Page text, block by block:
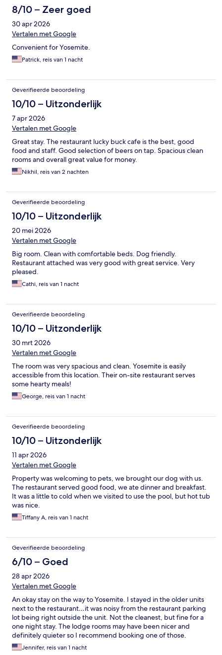
8/10 – Zeer goed
30 apr 2026
Vertalen met Google
Convenient for Yosemite.
Patrick, reis van 1 nacht
Geverifieerde beoordeling
10/10 – Uitzonderlijk
7 apr 2026
Vertalen met Google
Great stay. The restaurant lucky buck cafe is the best, good
food and staff. Good selection of beers on tap. Spacious clean
rooms and overall great value for money.
Nikhil, reis van 2 nachten
Geverifieerde beoordeling
10/10 – Uitzonderlijk
20 mei 2026
Vertalen met Google
Big room. Clean with comfortable beds. Dog friendly.
Restaurant attached was very good with great service. Very
pleased.
Cathi, reis van 1 nacht
Geverifieerde beoordeling
10/10 – Uitzonderlijk
30 mrt 2026
Vertalen met Google
The room was very spacious and clean. Yosemite is easily
accessible from this location. Their on-site restaurant serves
some hearty meals!
George, reis van 1 nacht
Geverifieerde beoordeling
10/10 – Uitzonderlijk
11 apr 2026
Vertalen met Google
Property was welcoming to pets, we brought our dog with us.
The restaurant served good food, we ate dinner and breakfast.
It was a little to cold when we visited to use the pool, but hot tub
was nice.
Tiffany A, reis van 1 nacht
Geverifieerde beoordeling
6/10 – Goed
28 apr 2026
Vertalen met Google
An okay stay on the way to Yosemite. I stayed in the older units
next to the restaurant…it was noisy from the restaurant parking
lot being right outside the unit. Not the cleanest, but fine for a
one night stay. The lodge rooms may have been nicer and
definitely quieter so I recommend booking one of those.
Jennifer, reis van 1 nacht